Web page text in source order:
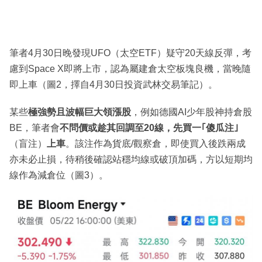
筆者4月30日晚發現UFO（太空ETF）疑守20天線反彈，考
慮到Space X即將上市，認為屬建倉太空板塊良機，當晚隨
即上車（圖2，擇自4月30日投資武林交易筆記）。
某些極強勢且波幅巨大領漲股 ，例如德國AI少年股神持倉股
BE，筆者會不問價或趁其回調至20線，先買一｢傻瓜注｣
（盲注）
上車。該注作為貨底/觀察倉，即使買入後跌兩成
亦未必止損，待稍後確認站穩均線或破頂加碼，方以短期均
線作為減倉位（圖3）。